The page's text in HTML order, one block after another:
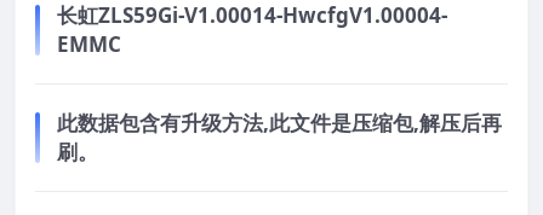
长虹ZLS59Gi-V1.00014-HwcfgV1.00004-
EMMC
此数据包含有升级方法,此文件是压缩包,解压后再
刷。